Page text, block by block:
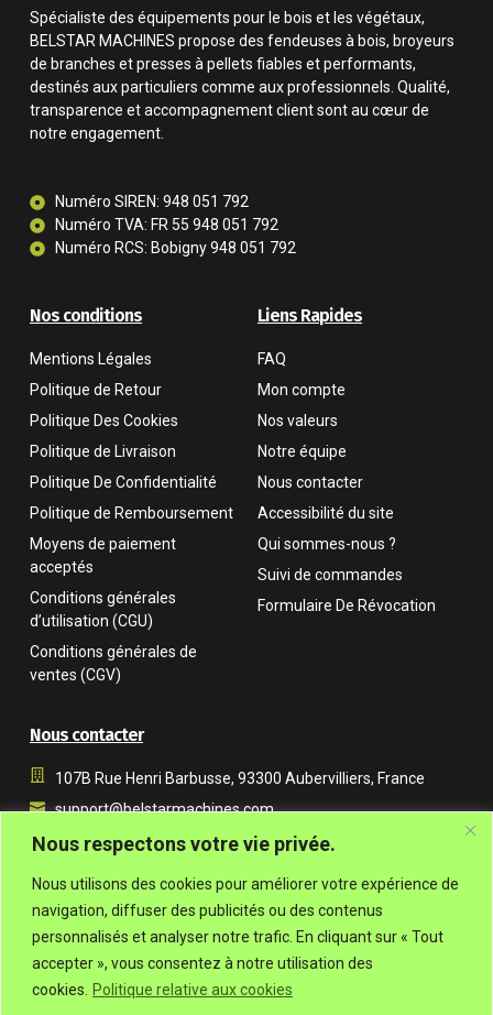
Nous respectons votre vie privée.
Nous utilisons des cookies pour améliorer votre expérience de
navigation, diffuser des publicités ou des contenus
personnalisés et analyser notre trafic. En cliquant sur « Tout
accepter », vous consentez à notre utilisation des
cookies. Politique relative aux cookies
Spécialiste des équipements pour le bois et les végétaux,
BELSTAR MACHINES propose des fendeuses à bois, broyeurs
de branches et presses à pellets fiables et performants,
destinés aux particuliers comme aux professionnels. Qualité,
transparence et accompagnement client sont au cœur de
notre engagement.
Numéro SIREN: 948 051 792
Numéro TVA: FR 55 948 051 792
Numéro RCS: Bobigny 948 051 792
Nos conditions
Mentions Légales
Politique de Retour
Politique Des Cookies
Politique de Livraison
Politique De Confidentialité
Politique de Remboursement
Moyens de paiement
acceptés
Conditions générales
d’utilisation (CGU)
Conditions générales de
ventes (CGV)
Liens Rapides
FAQ
Mon compte
Nos valeurs
Notre équipe
Nous contacter
Accessibilité du site
Qui sommes-nous ?
Suivi de commandes
Formulaire De Révocation
Nous contacter
107B Rue Henri Barbusse, 93300 Aubervilliers, France
support@belstarmachines.com
Du lundi au vendredi, de 9 h à 18 h (UTC+01:00)